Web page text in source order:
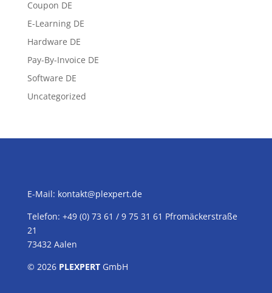
Coupon DE
E-Learning DE
Hardware DE
Pay-By-Invoice DE
Software DE
Uncategorized
E-Mail: kontakt@plexpert.de
Telefon: +49 (0) 73 61 / 9 75 31 61 Pfromäckerstraße
21
73432 Aalen
© 2026 PLEXPERTGmbH